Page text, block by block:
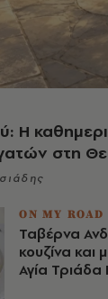
Η
στη
ON MY ROAD
Ταβέρνα
κουζίνα και
Αγία Τριάδα